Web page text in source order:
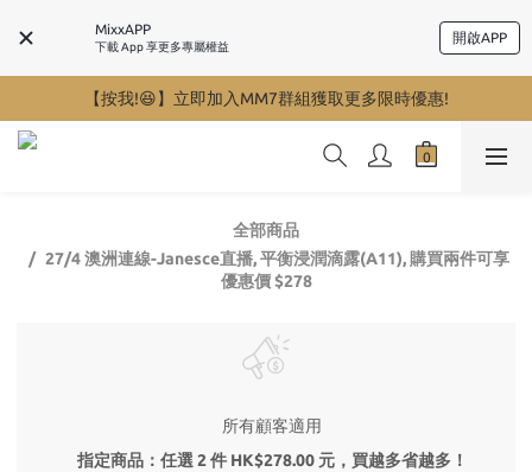
MixxAPP
下載 App 享更多專屬權益
開啟APP
【按我!😆】立即加入MM7群組獲取更多限時優惠!
全部商品
27/4 澳洲連線-Janesce直播, 平衡浸潤滴露(A11), 購買兩件可享
優惠價 $278
所有顧客適用
指定商品：任選 2 件 HK$278.00 元，買越多省越多！